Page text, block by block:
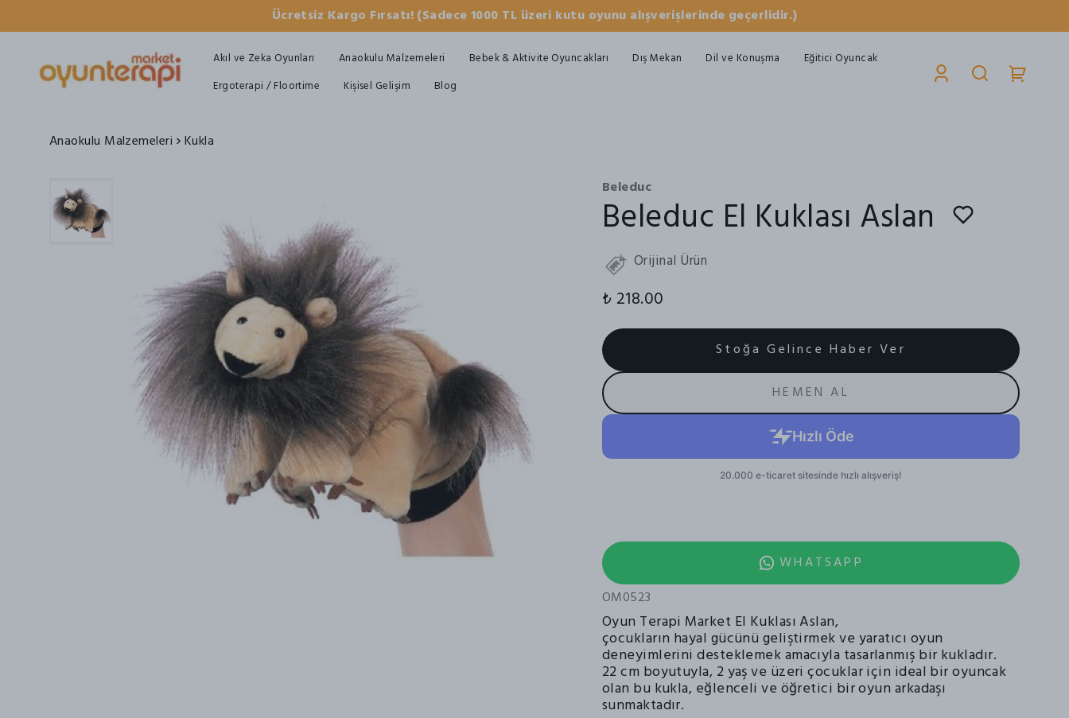
Ücretsiz Kargo Fırsatı! (Sadece 1000 TL üzeri kutu oyunu alışverişlerinde geçerlidir.)
Akıl ve Zeka Oyunları Anaokulu Malzemeleri Bebek & Aktivite Oyuncakları Dış Mekan Dil ve Konuşma
Eğitici Oyuncak
Ergoterapi / Floortime
Kişisel Gelişim Blog
Anaokulu Malzemeleri Kukla
Beleduc
Beleduc El Kuklası Aslan
Orijinal Ürün
₺ 218.00
Stoğa Gelince Haber Ver
HEMEN AL
WHATSAPP
OM0523
Oyun Terapi Market El Kuklası Aslan,
çocukların hayal gücünü geliştirmek ve yaratıcı oyun
deneyimlerini desteklemek amacıyla tasarlanmış bir kukladır.
22 cm boyutuyla, 2 yaş ve üzeri çocuklar için ideal bir oyuncak
olan bu kukla, eğlenceli ve öğretici bir oyun arkadaşı
sunmaktadır.